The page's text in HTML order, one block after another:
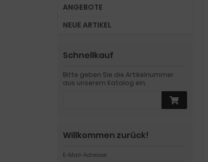
ANGEBOTE
NEUE ARTIKEL
Schnellkauf
Bitte geben Sie die Artikelnummer
aus unserem Katalog ein.
Willkommen zurück!
E-Mail-Adresse: